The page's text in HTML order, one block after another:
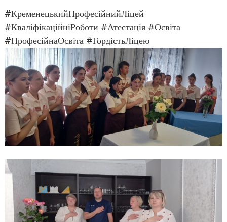
#КременецькийПрофесійнийЛіцей
#КваліфікаційніРоботи #Атестація #Освіта
#ПрофесійнаОсвіта #ГордістьЛіцею